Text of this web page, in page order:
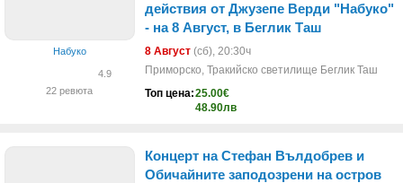
Набуко
4.9
22 ревюта
действия от Джузепе Верди "Набуко"
- на 8 Август, в Беглик Таш
8 Август (сб), 20:30ч
Приморско, Тракийско светилище Беглик Таш
Топ цена:25.00€
48.90лв
Концерт на Стефан Вълдобрев и
Обичайните заподозрени на остров